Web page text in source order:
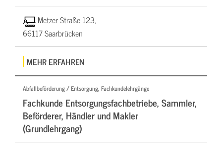
Metzer Straße 123,
66117 Saarbrücken
MEHR ERFAHREN
Abfallbeförderung / Entsorgung, Fachkundelehrgänge
Fachkunde Entsorgungsfachbetriebe, Sammler,
Beförderer, Händler und Makler
(Grundlehrgang)